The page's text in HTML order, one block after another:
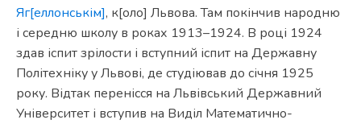
Яг[еллонськім], к[оло] Львова. Там покінчив народню
і середню школу в роках 1913–1924. В році 1924
здав іспит зрілости і вступний іспит на Державну
Політехніку у Львові, де студіював до січня 1925
року. Відтак перенісся на Львівський Державний
Університет і вступив на Виділ Математично-